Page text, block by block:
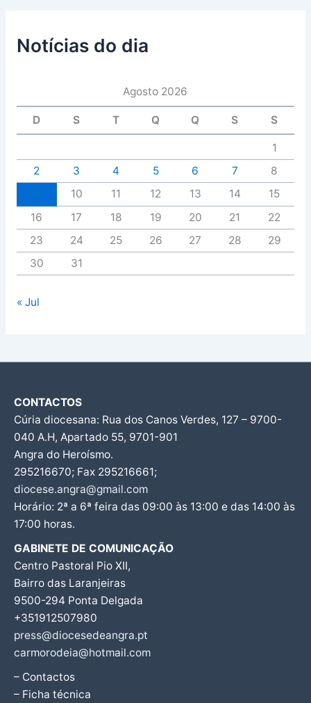
Notícias do dia
Agosto 2026
D S T Q Q S S
1
2
3 4 5 6 7
8
10 11 12 13 14
15
16
17 18 19 20 21
22
23
24 25 26 27 28
29
30
31
« Jul
CONTACTOS
Cúria diocesana: Rua dos Canos Verdes, 127 – 9700-
040 A.H, Apartado 55, 9701-901
Angra do Heroísmo.
295216670; Fax 295216661;
diocese.angra@gmail.com
Horário: 2ª a 6ª feira das 09:00 às 13:00 e das 14:00 às
17:00 horas.
GABINETE DE COMUNICAÇÃO
Centro Pastoral Pio XII,
Bairro das Laranjeiras
9500-294 Ponta Delgada
+351912507980
press@diocesedeangra.pt
carmorodeia@hotmail.com
– Contactos
– Ficha técnica